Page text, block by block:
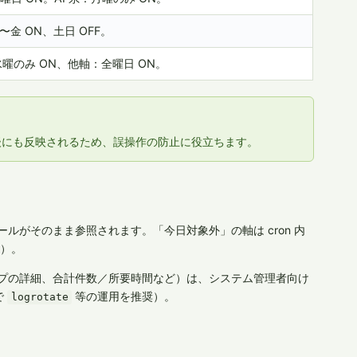
金 ON、土日 OFF。
のみ ON、他軸：全曜日 ON。
反映されるため、誤操作の防止に役立ちます。
ルがそのまま参照されます。「今日対象外」の軸は cron 内
。
詳細、合計件数／所要時間など）は、システム管理者向け
logrotate 等の運用を推奨）。